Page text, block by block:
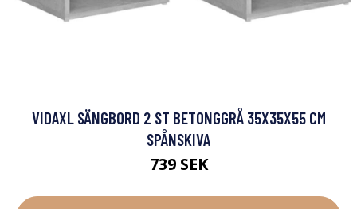
VIDAXL SÄNGBORD 2 ST BETONGGRÅ 35X35X55 CM
SPÅNSKIVA
739 SEK